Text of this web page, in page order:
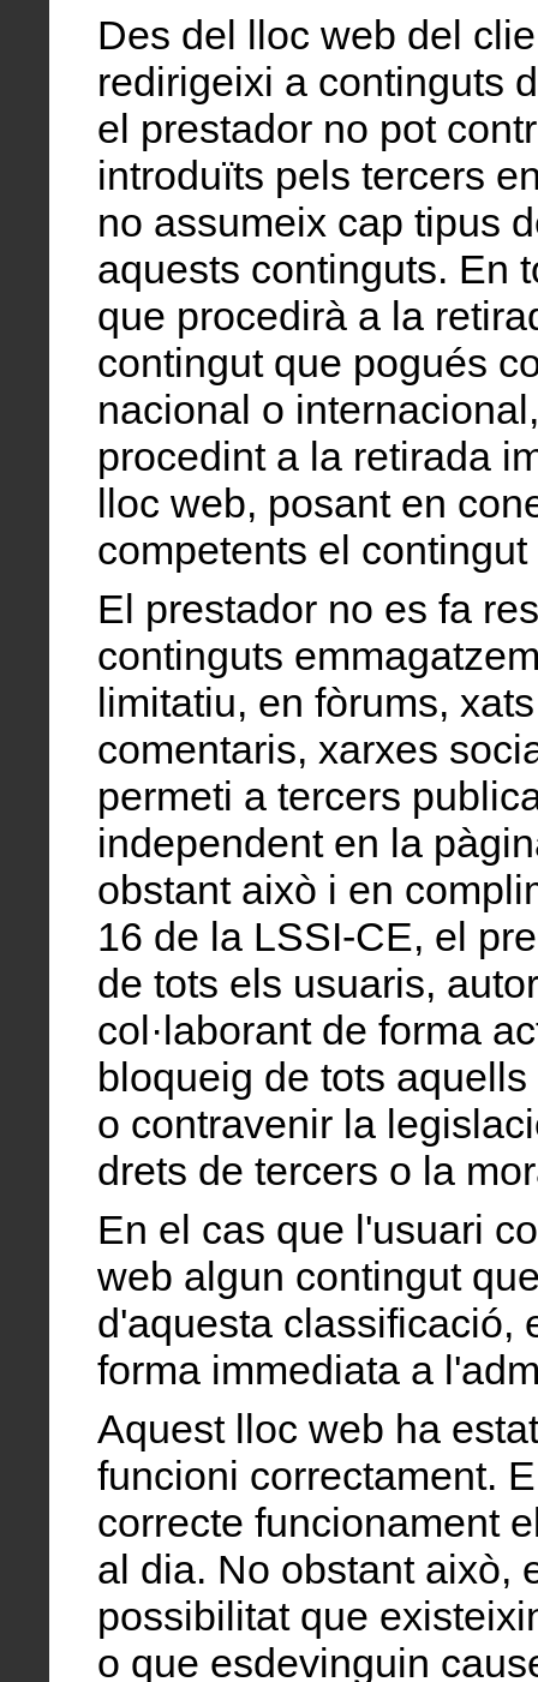
Des del lloc web del
redirigeixi a continguts
el prestador no pot
introduïts pels tercers
no assumeix cap tipus
aquests continguts. En
que procedirà a la
contingut que pogués
nacional o
procedint a la retirada
lloc web, posant en
competents el
El prestador no es fa
continguts
limitatiu, en fòrums,
comentaris, xarxes
permeti a tercers
independent en la
obstant això i en
16 de la LSSI-CE, el
de tots els usuaris,
col·laborant de forma
bloqueig de tots
o contravenir la
drets de tercers o la
En el cas que l'usuari
web algun contingut
d'aquesta classificació,
forma immediata a
Aquest lloc web ha
funcioni correctament.
correcte funcionament
al dia. No obstant això,
possibilitat que
o que esdevinguin